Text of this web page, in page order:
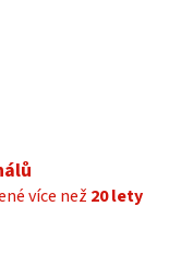
více než 20 lety